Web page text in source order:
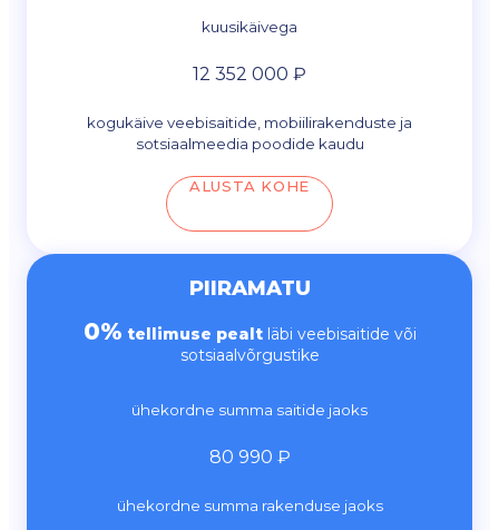
kuusikäivega
12 352 000 ₽
kogukäive veebisaitide, mobiilirakenduste ja
sotsiaalmeedia poodide kaudu
ALUSTA KOHE
PIIRAMATU
0% tellimuse pealtläbi veebisaitide või
sotsiaalvõrgustike
ühekordne summa saitide jaoks
80 990 ₽
ühekordne summa rakenduse jaoks